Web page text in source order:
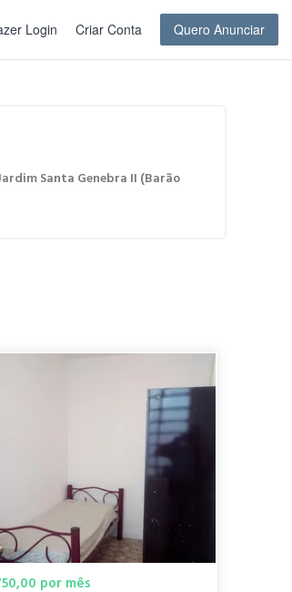
Login Criar Conta Quero Anunciar
Santa Genebra II (Barão
por mês